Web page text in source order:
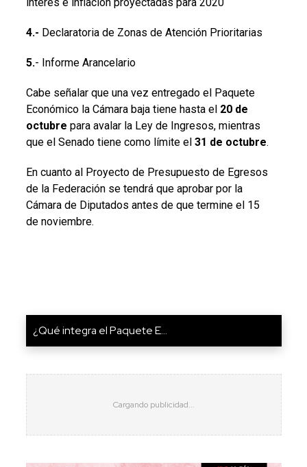
4.- Declaratoria de Zonas de Atención Prioritarias
5.- Informe Arancelario
Cabe señalar que una vez entregado el Paquete
Económico la Cámara baja tiene hasta el 20 de
octubre para avalar la Ley de Ingresos, mientras
que el Senado tiene como límite el 31 de octubre.
En cuanto al Proyecto de Presupuesto de Egresos
de la Federación se tendrá que aprobar por la
Cámara de Diputados antes de que termine el 15
de noviembre.
¿Qué integra el Paquete E...